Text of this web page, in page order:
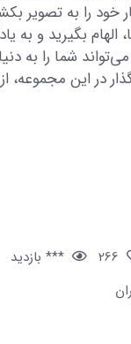
را به تصویر
بگیرید و به
شما را به
در این مجموعه،
*** بازدید